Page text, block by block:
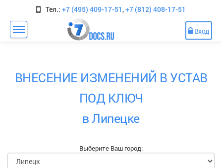
Тел.: +7 (495) 409-17-51,+7 (812) 408-17-51
Вход
ВНЕСЕНИЕ ИЗМЕНЕНИЙ В УСТАВ
ПОД КЛЮЧ
в Липецке
Выберите Ваш город: